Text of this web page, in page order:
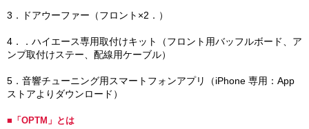
3．ドアウーファー（フロント×2．）
4．．ハイエース専用取付けキット（フロント用バッフルボード、ア
ンプ取付けステー、配線用ケーブル）
5．音響チューニング用スマートフォンアプリ（iPhone 専用：App
ストアよりダウンロード）
■「OPTM」とは